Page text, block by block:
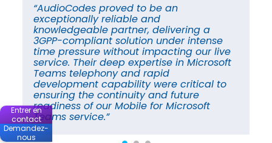
“AudioCodes proved to be an
exceptionally reliable and
knowledgeable partner, delivering a
3GPP-compliant solution under intense
time pressure without impacting our live
service. Their deep expertise in Microsoft
Teams telephony and rapid
development capability were critical to
ensuring the continuity and future
readiness of our Mobile for Microsoft
Teams service.”
Entrer en
contact
Demandez-
nous